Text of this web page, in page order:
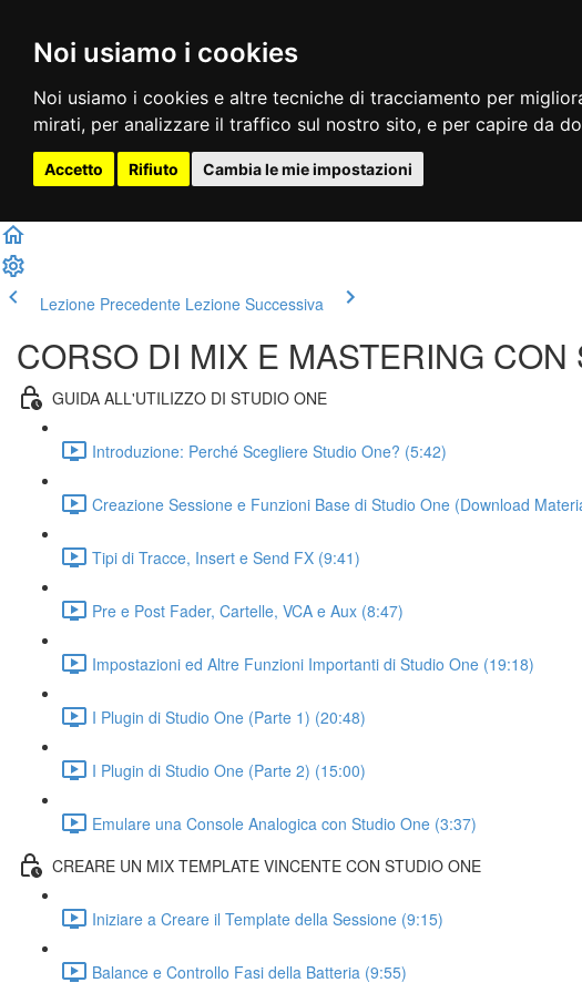
Noi usiamo i cookies
Noi usiamo i cookies e altre tecniche di tracciamento per
mirati, per analizzare il traffico sul nostro sito, e per capire da
Accetto Rifiuto Cambia le mie impostazioni
Lezione Precedente Lezione Successiva
CORSO DI MIX E MASTERING CON
GUIDA ALL'UTILIZZO DI STUDIO ONE
Introduzione: Perché Scegliere Studio One? (5:42)
Creazione Sessione e Funzioni Base di Studio One (Download
Tipi di Tracce, Insert e Send FX (9:41)
Pre e Post Fader, Cartelle, VCA e Aux (8:47)
Impostazioni ed Altre Funzioni Importanti di Studio One (19:18)
I Plugin di Studio One (Parte 1) (20:48)
I Plugin di Studio One (Parte 2) (15:00)
Emulare una Console Analogica con Studio One (3:37)
CREARE UN MIX TEMPLATE VINCENTE CON STUDIO ONE
Iniziare a Creare il Template della Sessione (9:15)
Balance e Controllo Fasi della Batteria (9:55)